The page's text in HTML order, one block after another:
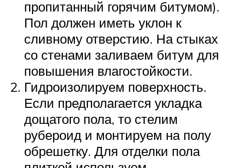
пропитанный горячим битумом).
Пол должен иметь уклон к
сливному отверстию. На стыках
со стенами заливаем битум для
повышения влагостойкости.
Гидроизолируем поверхность.
Если предполагается укладка
дощатого пола, то стелим
рубероид и монтируем на полу
обрешетку. Для отделки пола